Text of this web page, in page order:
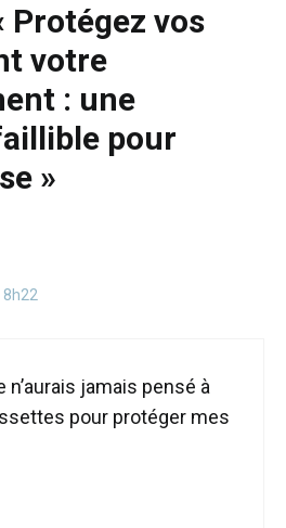
Protégez vos
votre
: une
pour
»
8h22
jamais pensé à
pour protéger mes